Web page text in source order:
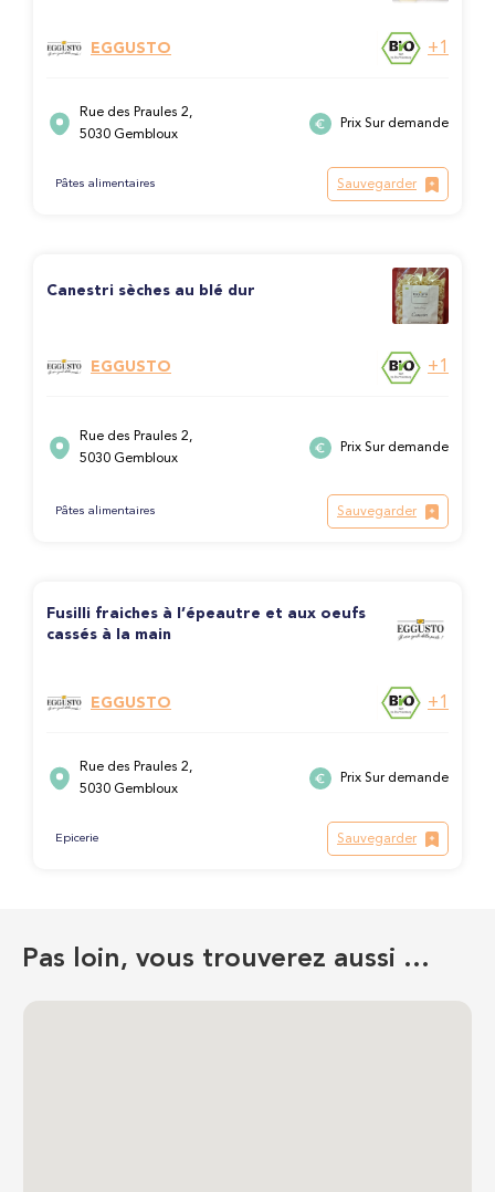
EGGUSTO +1
Rue des Praules 2,
5030 Gembloux
Prix Sur demande
Pâtes alimentaires Sauvegarder
Canestri sèches au blé dur
EGGUSTO +1
Rue des Praules 2,
5030 Gembloux
Prix Sur demande
Pâtes alimentaires Sauvegarder
Fusilli fraiches à l’épeautre et aux oeufs
cassés à la main
EGGUSTO +1
Rue des Praules 2,
5030 Gembloux
Prix Sur demande
Epicerie Sauvegarder
Pas loin, vous trouverez aussi …